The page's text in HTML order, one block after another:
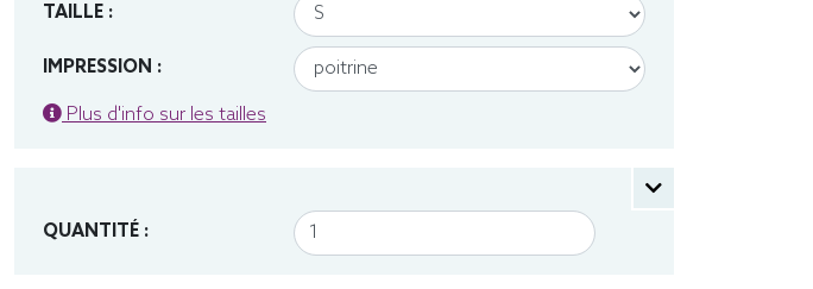
TAILLE :
IMPRESSION :
Plus d'info sur les tailles
QUANTITÉ :